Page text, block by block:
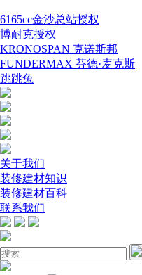
6165cc金沙总站授权
博耐克授权
KRONOSPAN 克诺斯邦
FUNDERMAX 芬德·麦克斯
跳跳兔
关于我们
装修建材知识
装修建材百科
联系我们